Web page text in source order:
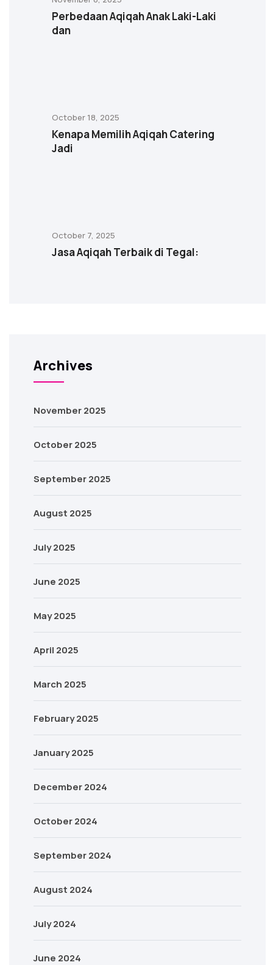
Perbedaan Aqiqah Anak Laki-Laki
dan
October 18, 2025
Kenapa Memilih Aqiqah Catering
Jadi
October 7, 2025
Jasa Aqiqah Terbaik di Tegal:
Archives
November 2025
October 2025
September 2025
August 2025
July 2025
June 2025
May 2025
April 2025
March 2025
February 2025
January 2025
December 2024
October 2024
September 2024
August 2024
July 2024
June 2024